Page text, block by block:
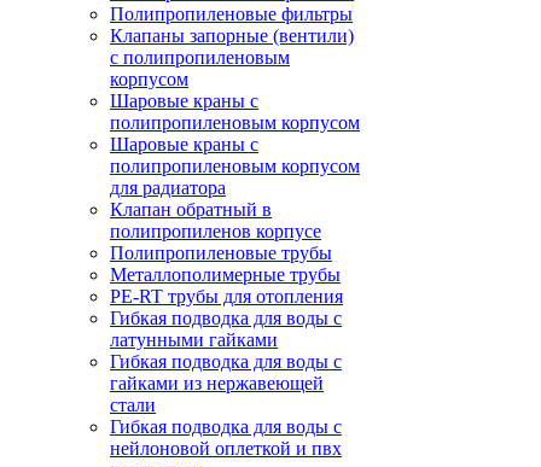
Полипропиленовые фильтры
Клапаны запорные (вентили)
с полипропиленовым
корпусом
Шаровые краны с
полипропиленовым корпусом
Шаровые краны с
полипропиленовым корпусом
для радиатора
Клапан обратный в
полипропиленов корпусе
Полипропиленовые трубы
Металлополимерные трубы
PE-RT трубы для отопления
Гибкая подводка для воды с
латунными гайками
Гибкая подводка для воды с
гайками из нержавеющей
стали
Гибкая подводка для воды с
нейлоновой оплеткой и пвх